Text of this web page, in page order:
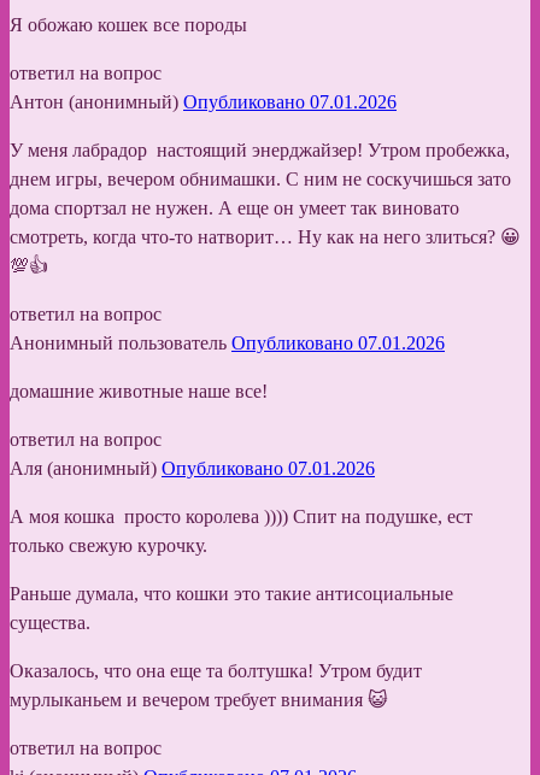
Я обожаю кошек все породы
ответил на вопрос
Антон (анонимный) Опубликовано 07.01.2026
У меня лабрадор настоящий энерджайзер! Утром пробежка,
днем игры, вечером обнимашки. С ним не соскучишься зато
дома спортзал не нужен. А еще он умеет так виновато
смотреть, когда что-то натворит… Ну как на него злиться? 😀
💯👍
ответил на вопрос
Анонимный пользователь Опубликовано 07.01.2026
домашние животные наше все!
ответил на вопрос
Аля (анонимный) Опубликовано 07.01.2026
А моя кошка просто королева )))) Спит на подушке, ест
только свежую курочку.
Раньше думала, что кошки это такие антисоциальные
существа.
Оказалось, что она еще та болтушка! Утром будит
мурлыканьем и вечером требует внимания 😺
ответил на вопрос